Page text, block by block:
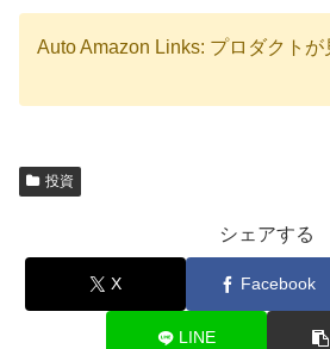
Auto Amazon Links: プロダクトが
投資
シェアする
X Facebook
LINE